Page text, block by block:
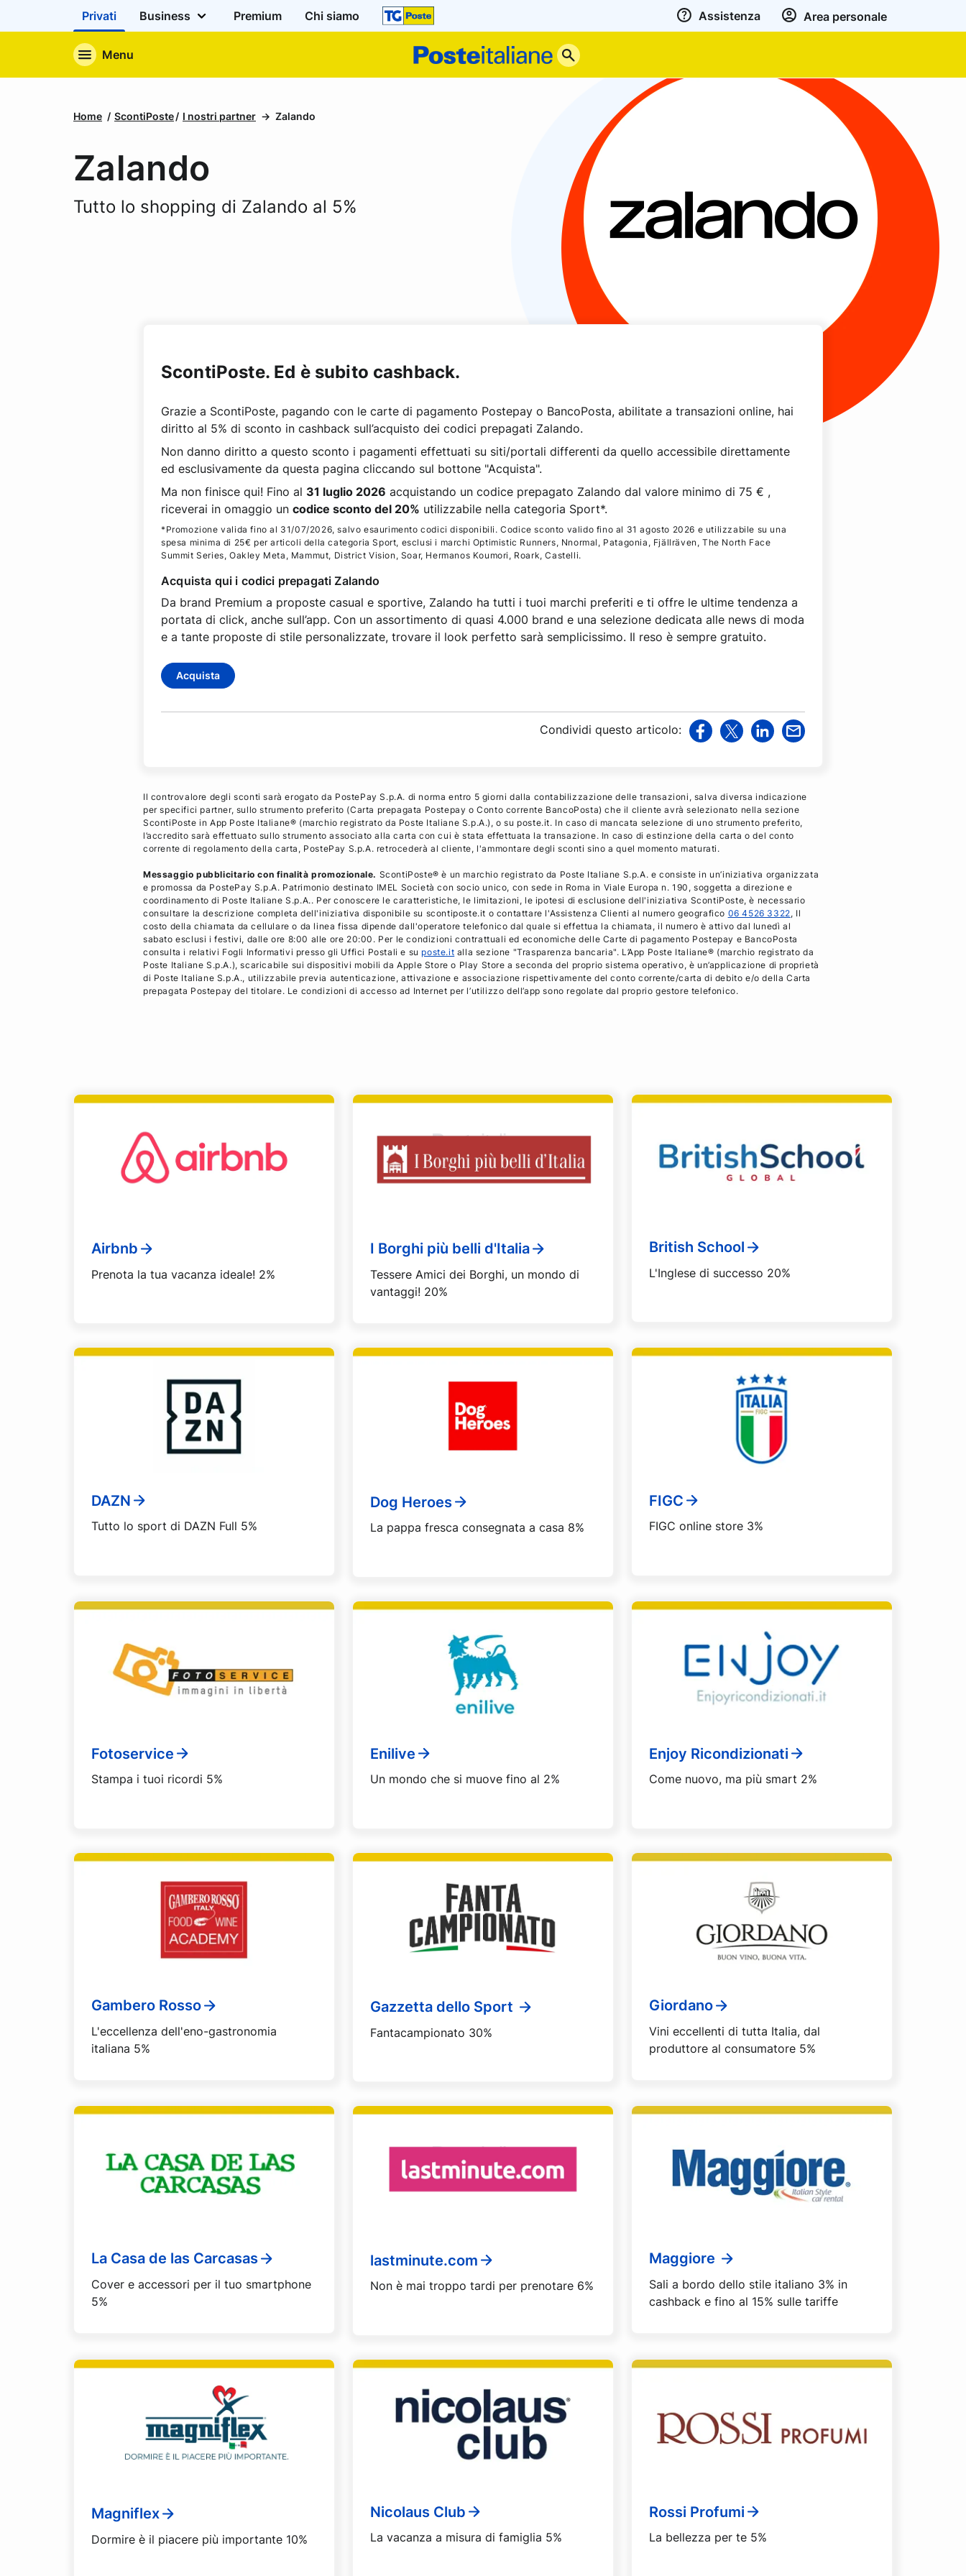
Privati Business Premium Chi siamo Assistenza Area personale
Menu
Poste
Italiane
Home ScontiPoste I nostri partner Zalando
Zalando
Tutto lo shopping di Zalando al 5%
ScontiPoste. Ed è subito cashback.
Grazie a ScontiPoste, pagando con le carte di pagamento Postepay o BancoPosta, abilitate a transazioni online, hai
diritto al 5% di sconto in cashback sull’acquisto dei codici prepagati Zalando.
Non danno diritto a questo sconto i pagamenti effettuati su siti/portali differenti da quello accessibile direttamente
ed esclusivamente da questa pagina cliccando sul bottone "Acquista".
Ma non finisce qui! Fino al 31 luglio 2026 acquistando un codice prepagato Zalando dal valore minimo di 75 € ,
riceverai in omaggio un codice sconto del 20% utilizzabile nella categoria Sport*.
*Promozione valida fino al 31/07/2026, salvo esaurimento codici disponibili. Codice sconto valido fino al 31 agosto 2026 e utilizzabile su una
spesa minima di 25€ per articoli della categoria Sport, esclusi i marchi Optimistic Runners, Nnormal, Patagonia, Fjällräven, The North Face
Summit Series, Oakley Meta, Mammut, District Vision, Soar, Hermanos Koumori, Roark, Castelli.
Acquista qui i codici prepagati Zalando
Da brand Premium a proposte casual e sportive, Zalando ha tutti i tuoi marchi preferiti e ti offre le ultime tendenza a
portata di click, anche sull’app. Con un assortimento di quasi 4.000 brand e una selezione dedicata alle news di moda
e a tante proposte di stile personalizzate, trovare il look perfetto sarà semplicissimo. Il reso è sempre gratuito.
Acquista
Condividi questo articolo:
v
a
c
e
o
o
k
v
w
i
t
e
r
v
i
n
k
d
i
n
Il controvalore degli sconti sarà erogato da PostePay S.p.A. di norma entro 5 giorni dalla contabilizzazione delle transazioni, salva diversa indicazione
per specifici partner, sullo strumento preferito (Carta prepagata Postepay o Conto corrente BancoPosta) che il cliente avrà selezionato nella sezione
ScontiPoste in App Poste Italiane® (marchio registrato da Poste Italiane S.p.A.), o su poste.it. In caso di mancata selezione di uno strumento preferito,
l’accredito sarà effettuato sullo strumento associato alla carta con cui è stata effettuata la transazione. In caso di estinzione della carta o del conto
corrente di regolamento della carta, PostePay S.p.A. retrocederà al cliente, l'ammontare degli sconti sino a quel momento maturati.
Messaggio pubblicitario con finalità promozionale. ScontiPoste® è un marchio registrato da Poste Italiane S.p.A. e consiste in un’iniziativa organizzata
e promossa da PostePay S.p.A. Patrimonio destinato IMEL Società con socio unico, con sede in Roma in Viale Europa n. 190, soggetta a direzione e
coordinamento di Poste Italiane S.p.A.. Per conoscere le caratteristiche, le limitazioni, le ipotesi di esclusione dell'iniziativa ScontiPoste, è necessario
consultare la descrizione completa dell'iniziativa disponibile su scontiposte.it o contattare l'Assistenza Clienti al numero geografico 06 4526 3322, Il
costo della chiamata da cellulare o da linea fissa dipende dall'operatore telefonico dal quale si effettua la chiamata, il numero è attivo dal lunedì al
sabato esclusi i festivi, dalle ore 8:00 alle ore 20:00. Per le condizioni contrattuali ed economiche delle Carte di pagamento Postepay e BancoPosta
consulta i relativi Fogli Informativi presso gli Uffici Postali e su poste.it alla sezione "Trasparenza bancaria". L’App Poste Italiane® (marchio registrato da
Poste Italiane S.p.A.), scaricabile sui dispositivi mobili da Apple Store o Play Store a seconda del proprio sistema operativo, è un’applicazione di proprietà
di Poste Italiane S.p.A., utilizzabile previa autenticazione, attivazione e associazione rispettivamente del conto corrente/carta di debito e/o della Carta
prepagata Postepay del titolare. Le condizioni di accesso ad Internet per l’utilizzo dell’app sono regolate dal proprio gestore telefonico.
Airbnb
Prenota la tua vacanza ideale! 2%
I Borghi più belli d'Italia
Tessere Amici dei Borghi, un mondo di
vantaggi! 20%
British School
L'Inglese di successo 20%
DAZN
Tutto lo sport di DAZN Full 5%
Dog Heroes
La pappa fresca consegnata a casa 8%
FIGC
FIGC online store 3%
Fotoservice
Stampa i tuoi ricordi 5%
Enilive
Un mondo che si muove fino al 2%
Enjoy Ricondizionati
Come nuovo, ma più smart 2%
Gambero Rosso
L'eccellenza dell'eno-gastronomia
italiana 5%
Gazzetta dello Sport
Fantacampionato 30%
Giordano
Vini eccellenti di tutta Italia, dal
produttore al consumatore 5%
La Casa de las Carcasas
Cover e accessori per il tuo smartphone
5%
lastminute.com
Non è mai troppo tardi per prenotare 6%
Maggiore
Sali a bordo dello stile italiano 3% in
cashback e fino al 15% sulle tariffe
Magniflex
Dormire è il piacere più importante 10%
Nicolaus Club
La vacanza a misura di famiglia 5%
Rossi Profumi
La bellezza per te 5%